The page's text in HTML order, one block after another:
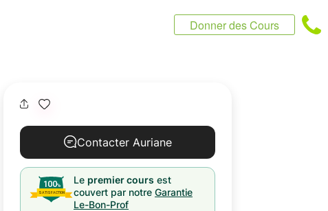
Donner des Cours
Contacter Auriane
Le premier cours est
couvert par notre Garantie
Le-Bon-Prof